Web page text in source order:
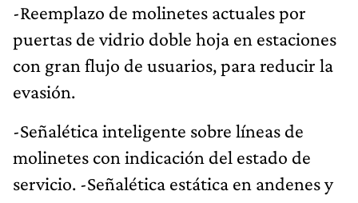
-Reemplazo de molinetes actuales por
puertas de vidrio doble hoja en estaciones
con gran flujo de usuarios, para reducir la
evasión.
-Señalética inteligente sobre líneas de
molinetes con indicación del estado de
servicio. -Señalética estática en andenes y